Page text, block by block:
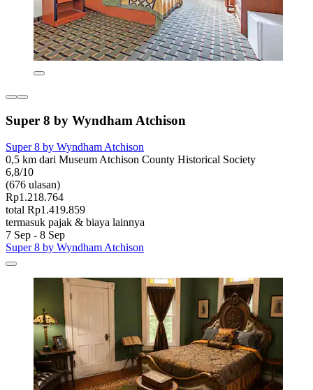
Super 8 by Wyndham Atchison
Super 8 by Wyndham Atchison
0,5 km dari Museum Atchison County Historical Society
6,8/10
(676 ulasan)
Rp1.218.764
total Rp1.419.859
termasuk pajak & biaya lainnya
7 Sep - 8 Sep
Super 8 by Wyndham Atchison